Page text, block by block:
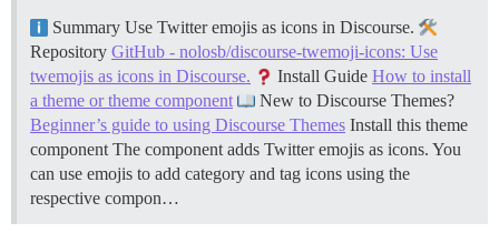
Summary Use Twitter emojis as icons in Discourse.
Repository GitHub - nolosb/discourse-twemoji-icons: Use
twemojis as icons in Discourse.
Install Guide How to install
a theme or theme component
New to Discourse Themes?
Beginner’s guide to using Discourse Themes Install this theme
component The component adds Twitter emojis as icons. You
can use emojis to add category and tag icons using the
respective compon…